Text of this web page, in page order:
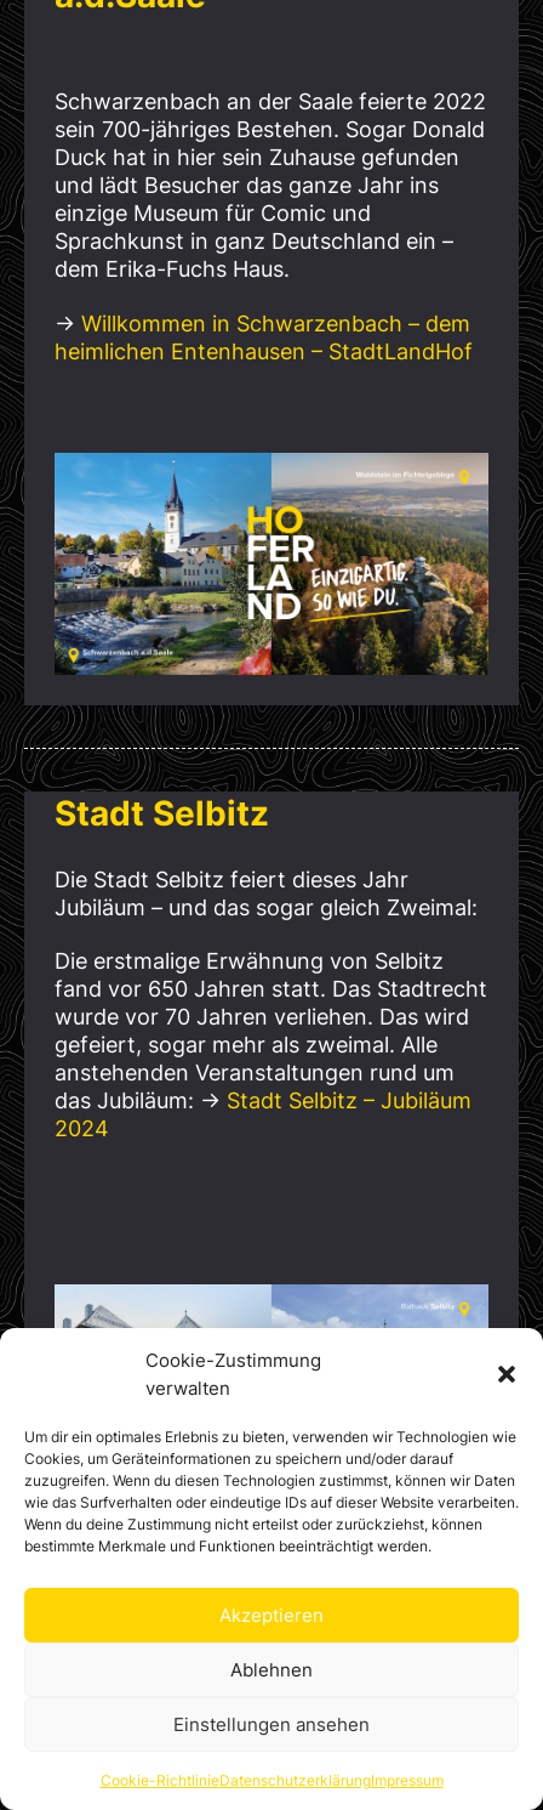
Cookie-Zustimmung
verwalten
Um dir ein optimales Erlebnis zu bieten, verwenden wir Technologien wie
Cookies, um Geräteinformationen zu speichern und/oder darauf
zuzugreifen. Wenn du diesen Technologien zustimmst, können wir Daten
wie das Surfverhalten oder eindeutige IDs auf dieser Website verarbeiten.
Wenn du deine Zustimmung nicht erteilst oder zurückziehst, können
bestimmte Merkmale und Funktionen beeinträchtigt werden.
Akzeptieren
Ablehnen
Einstellungen ansehen
Cookie-RichtlinieDatenschutzerklärungImpressum
Schwarzenbach an der Saale feierte 2022
sein 700-jähriges Bestehen. Sogar Donald
Duck hat in hier sein Zuhause gefunden
und lädt Besucher das ganze Jahr ins
einzige Museum für Comic und
Sprachkunst in ganz Deutschland ein –
dem Erika-Fuchs Haus.
→ Willkommen in Schwarzenbach – dem
heimlichen Entenhausen – StadtLandHof
Stadt Selbitz
Die Stadt Selbitz feiert dieses Jahr
Jubiläum – und das sogar gleich Zweimal:
Die erstmalige Erwähnung von Selbitz
fand vor 650 Jahren statt. Das Stadtrecht
wurde vor 70 Jahren verliehen. Das wird
gefeiert, sogar mehr als zweimal. Alle
anstehenden Veranstaltungen rund um
das Jubiläum: → Stadt Selbitz – Jubiläum
2024
Markt Sparneck
Das Freizeitgelände in Sparneck ist der
perfekte Spot für die ganze Familie. Ein
und schattige Plätze warten auf Dich.